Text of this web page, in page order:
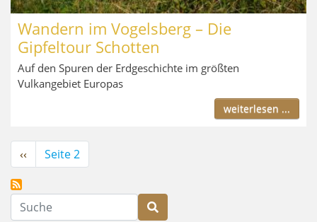
Wandern im Vogelsberg – Die
Gipfeltour Schotten
Auf den Spuren der Erdgeschichte im größten
Vulkangebiet Europas
weiterlesen ...
Seitennummerierung
Vorherige
Seite
‹‹ Seite 2
Suche